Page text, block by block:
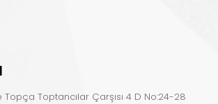
Toptancılar Çarşısı 4 D No:24-28